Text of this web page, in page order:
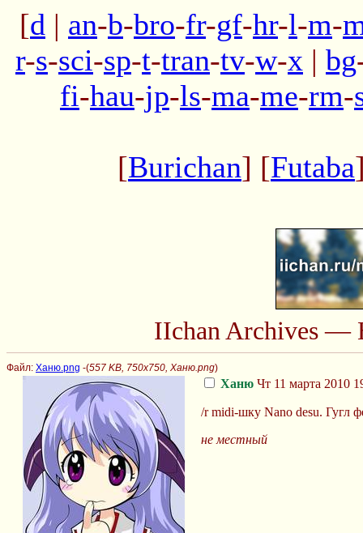
[d | an-b-bro-fr-gf-hr-l-m-
r-s-sci-sp-t-tran-tv-w-x | bg
fi-hau-jp-ls-ma-me-rm-
[Burichan] [Futaba
IIchan Archives —
Файл: Ханю.png -(557 KB, 750x750, Ханю.png)
Ханю Чт 11 марта 2010
/r midi-шку Nano desu. Гугл
не местный